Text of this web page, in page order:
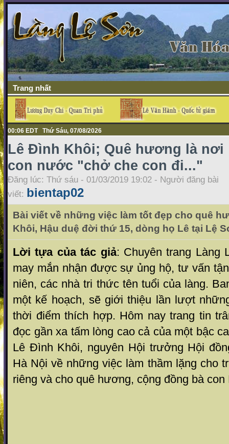
Trang nhất
00:06 EDT Thứ Sáu, 07/08/2026
Lê Đình Khôi; Quê hương là nơi
con nước "chở che con đi..."
Đăng lúc: Thứ sáu - 01/03/2019 19:02 - Người đăng bài
viết: bientap02
Bài viết về những việc làm tốt đẹp cho quê
Khôi, Hậu duệ đời thứ 15, dòng họ Lê tại Lệ
Lời tựa của tác giả: Chuyên trang Làng
may mắn nhận được sự ủng hộ, tư vấn
niên, các nhà tri thức tên tuổi của làng.
một kế hoạch, sẽ giới thiệu lần lượt
thời điểm thích hợp. Hôm nay trang tin
đọc gần xa tấm lòng cao cả của một bậc
Lê Đình Khôi, nguyên Hội trưởng Hội
Hà Nội về những việc làm thầm lặng cho
riêng và cho quê hương, cộng đồng bà